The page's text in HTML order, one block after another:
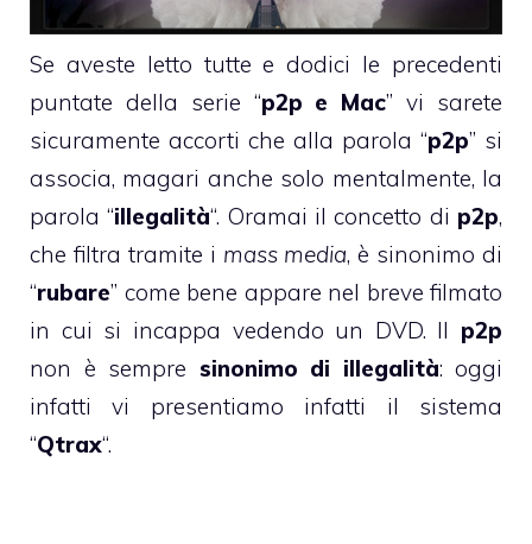
Se aveste letto tutte e dodici le precedenti
puntate della serie “p2p e Mac” vi sarete
sicuramente accorti che alla parola “p2p” si
associa, magari anche solo mentalmente, la
parola “illegalità“. Oramai il concetto di p2p,
che filtra tramite i mass media, è sinonimo di
“rubare” come bene appare nel breve filmato
in cui si incappa vedendo un DVD. Il p2p
non è sempre sinonimo di illegalità: oggi
infatti vi presentiamo infatti il sistema
“Qtrax“.